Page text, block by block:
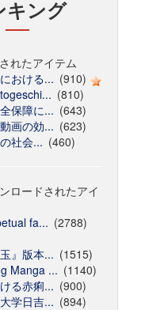
キング
れたアイテム
おける... (910)
(810)
保障に... (643)
画の効... (623)
社会... (460)
ロードされたアイ
fa... (2788)
』版本... (1515)
Manga ... (1140)
る赤痢... (900)
学日吉... (894)